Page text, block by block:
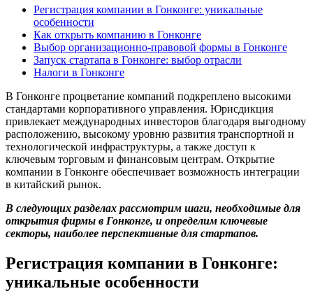
Регистрация компании в Гонконге: уникальные
особенности
Как открыть компанию в Гонконге
Выбор организационно-правовой формы в Гонконге
Запуск стартапа в Гонконге: выбор отрасли
Налоги в Гонконге
В Гонконге процветание компаний подкреплено высокими
стандартами корпоративного управления. Юрисдикция
привлекает международных инвесторов благодаря выгодному
расположению, высокому уровню развития транспортной и
технологической инфраструктуры, а также доступ к
ключевым торговым и финансовым центрам. Открытие
компании в Гонконге обеспечивает возможность интеграции
в китайский рынок.
В следующих разделах рассмотрим шаги, необходимые для
открытия фирмы в Гонконге, и определим ключевые
секторы, наиболее перспективные для стартапов.
Регистрация компании в Гонконге:
уникальные особенности